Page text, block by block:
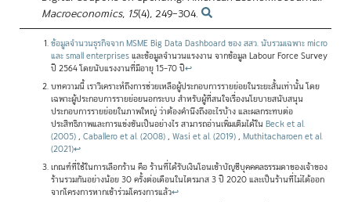
Macroeconomics, 15(4), 249–304.
ข้อมูลจำนวนธุรกิจจาก MSME Big Data Dashboard ของ สสว. นับรวมเฉพาะ micro
และ small enterprisesและข้อมูลจำนวนแรงงาน จากข้อมูล Labour Force Survey
ปี 2564 โดยนับแรงงานที่มีอายุ 15–70 ปี↩
บทความนี้ เราวิเคราะห์ถึงการช่วยเหลือผู้ประกอบการรายย่อยในระยะสั้นเท่านั้น โดย
เฉพาะผู้ประกอบการรายย่อยนอกระบบ สำหรับผู้ที่สนใจเรื่องนโยบายสนับสนุน
ประกอบการรายย่อยในภาพใหญ่ ว่าต้องคำนึงถึงอะไรบ้าง และผลกระทบต่อ
ประสิทธิภาพและการแข่งขันเป็นอย่างไร สามารถอ่านเพิ่มเติมได้ในBeck et al.
(2005), Caballero et al. (2008), Wasi et al. (2019), Muthitacharoen et al.
(2021)↩
เกณฑ์ที่ใช้ในการเลือกร้าน คือ ร้านที่ได้รับเงินโอนเข้าบัญชีบุคคคลธรรมดาของเจ้าของ
ร้านรวมกันอย่างน้อย 30 ครั้งต่อเดือนในไตรมาส 3 ปี 2020 และเป็นร้านที่ไม่ได้ออก
จากโครงการหากเข้าร่วมโครงการแล้ว↩